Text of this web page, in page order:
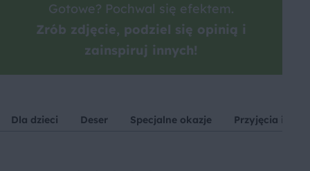
Gotowe? Pochwal się efektem.
Zrób zdjęcie, podziel się opinią i
zainspiruj innych!
Dla dzieci Deser Specjalne okazje Przyjęcia i